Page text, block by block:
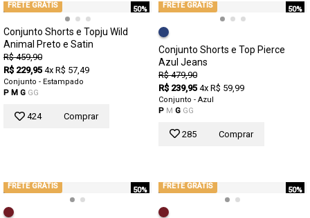
50%
FRETE GRÁTIS
Conjunto Shorts e Topju Wild
Animal Preto e Satin
R$ 459,90
R$ 229,95 4x R$ 57,49
Conjunto - Estampado
P M G GG
424 Comprar
50%
FRETE GRÁTIS
Conjunto Shorts e Top Pierce
Azul Jeans
R$ 479,90
R$ 239,95 4x R$ 59,99
Conjunto - Azul
P M G GG
285 Comprar
50%
FRETE GRÁTIS 50%
FRETE GRÁTIS